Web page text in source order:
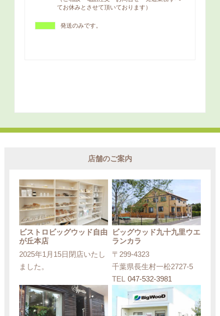
店舗のご案内
ビストロビッグウッド自由
が丘本店
2025年1月15日閉店いたし
ました。
ビッグウッド九十九里ウエ
ランカラ
〒299-4323
千葉県長生村一松2727-5
TEL 047-532-3981